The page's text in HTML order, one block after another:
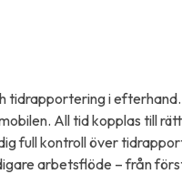
tidrapportering i
All tid kopplas till
full kontroll över
arbetsflöde – från